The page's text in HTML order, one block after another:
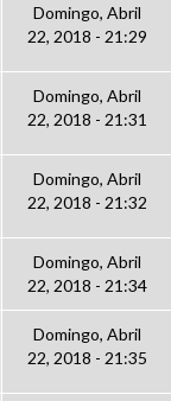
Domingo, Abril
22, 2018 - 21:29
Domingo, Abril
22, 2018 - 21:31
Domingo, Abril
22, 2018 - 21:32
Domingo, Abril
22, 2018 - 21:34
Domingo, Abril
22, 2018 - 21:35